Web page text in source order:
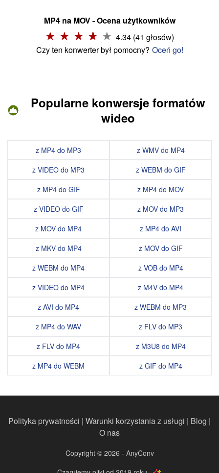
MP4 na MOV - Ocena użytkowników
4.34 (41 głosów)
Czy ten konwerter był pomocny? Oceń go!
Popularne konwersje formatów
wideo
z MP4 do MP3
z VIDEO do MP3
z MP4 do GIF
z VIDEO do GIF
z MOV do MP4
z MKV do MP4
z WEBM do MP4
z VIDEO do MP4
z AVI do MP4
z MP4 do WAV
z FLV do MP4
z MP4 do WEBM
z WMV do MP4
z WEBM do GIF
z MP4 do MOV
z MOV do MP3
z MP4 do AVI
z MOV do GIF
z VOB do MP4
z M4V do MP4
z WEBM do MP3
z FLV do MP3
z M3U8 do MP4
z GIF do MP4
Polityka prywatności | Warunki korzystania z usługi | Blog |
O nas
Copyright © 2026 - AnyConv